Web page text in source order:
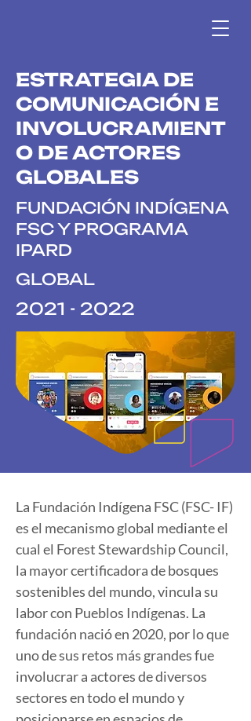
ESTRATEGIA DE
COMUNICACIÓN E
INVOLUCRAMIENT
O DE ACTORES
GLOBALES
FUNDACIÓN INDÍGENA
FSC Y PROGRAMA
IPARD
GLOBAL
2021 - 2022
La Fundación Indígena FSC (FSC- IF)
es el mecanismo global mediante el
cual el Forest Stewardship Council,
la mayor certificadora de bosques
sostenibles del mundo, vincula su
labor con Pueblos Indígenas. La
fundación nació en 2020, por lo que
uno de sus retos más grandes fue
involucrar a actores de diversos
sectores en todo el mundo y